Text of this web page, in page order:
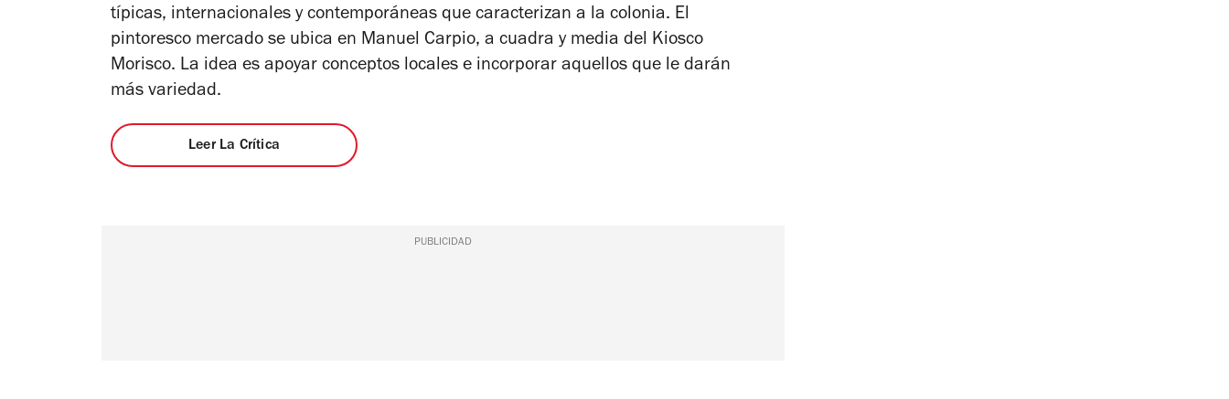
4
estrellas
típicas, internacionales y contemporáneas que caracterizan a la colonia. El
pintoresco mercado se ubica en Manuel Carpio, a cuadra y media del Kiosco
Morisco. La idea es apoyar conceptos locales e incorporar aquellos que le darán
más variedad.
Leer La Crítica
PUBLICIDAD